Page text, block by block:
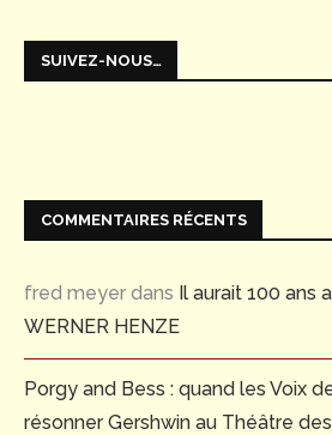
SUIVEZ-NOUS…
COMMENTAIRES RÉCENTS
fred meyer dans Il aurait 100 ans
WERNER HENZE
Porgy and Bess : quand les Voix
résonner Gershwin au Théâtre